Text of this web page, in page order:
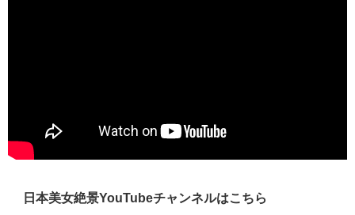
日本美女絶景YouTubeチャンネルはこちら